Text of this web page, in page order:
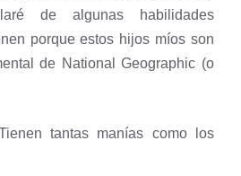
de algunas habilidades
porque estos hijos míos son
de National Geographic (o
tantas manías como los